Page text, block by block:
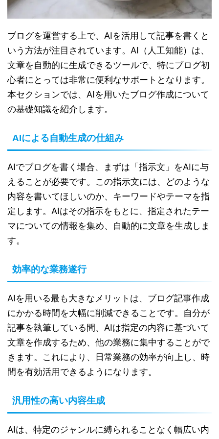
ブログを運営する上で、AIを活用して記事を書くと
いう方法が注目されています。AI（人工知能）は、
文章を自動的に生成できるツールで、特にブログ初
心者にとっては非常に便利なサポートとなります。
本セクションでは、AIを用いたブログ作成について
の基礎知識を紹介します。
AIによる自動生成の仕組み
AIでブログを書く場合、まずは「指示文」をAIに与
えることが必要です。この指示文には、どのような
内容を書いてほしいのか、キーワードやテーマを指
定します。AIはその指示をもとに、指定されたテー
マについての情報を集め、自動的に文章を生成しま
す。
効率的な業務遂行
AIを用いる最も大きなメリットは、ブログ記事作成
にかかる時間を大幅に削減できることです。自分が
記事を執筆している間、AIは指定の内容に基づいて
文章を作成するため、他の業務に集中することがで
きます。これにより、日常業務の効率が向上し、時
間を有効活用できるようになります。
汎用性の高い内容生成
AIは、特定のジャンルに縛られることなく幅広い内